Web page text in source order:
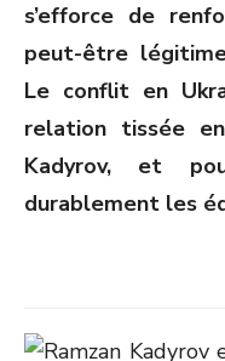
s’efforce de
peut-être
Le conflit en
relation tissée
Kadyrov, et
durablement les